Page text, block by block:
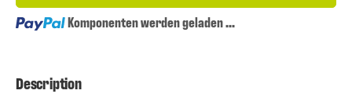
Loading...Komponenten werden geladen ...
Description